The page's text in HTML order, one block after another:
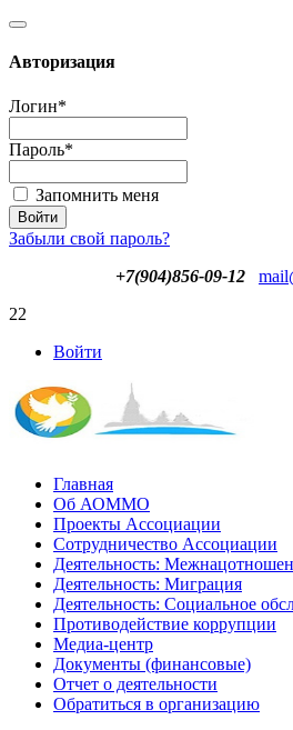
Авторизация
Логин*
Пароль*
Запомнить меня
Забыли свой пароль?
+7(904)856-09-12
22
Войти
Главная
Об АОММО
Проекты Ассоциации
Сотрудничество Ассоциации
Деятельность:
Деятельность: Миграция
Деятельность: Социальное
Противодействие коррупции
Медиа-центр
Документы (финансовые)
Отчет о деятельности
Обратиться в организацию